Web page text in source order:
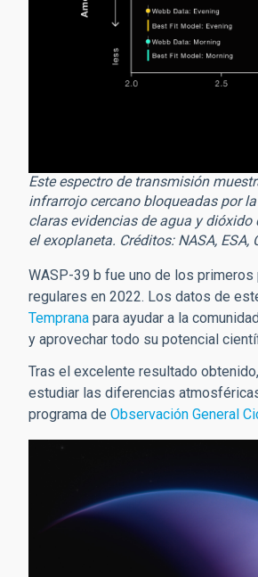
Este espectro de transmisión
infrarrojo cercano bloqueadas por
claras evidencias de agua y
el exoplaneta. Créditos: NASA, ESA,
WASP-39 b fue uno de los
regulares en 2022. Los datos de
Temprana para ayudar a la
y aprovechar todo su potencial
Tras el excelente resultado
estudiar las diferencias
programa de Observación General